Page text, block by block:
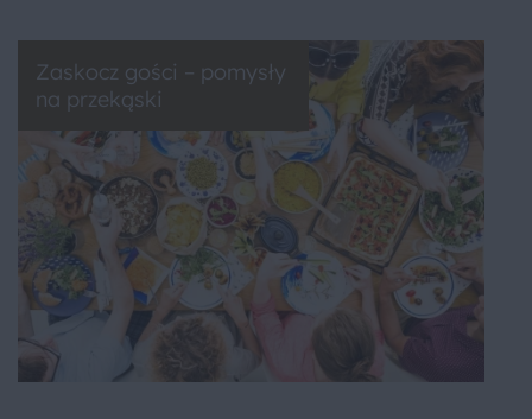
Zaskocz gości – pomysły
na przekąski